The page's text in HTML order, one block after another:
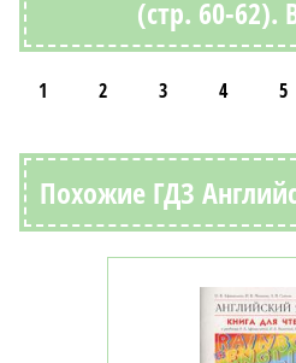
(стр. 60-62).
1 2 3 4 5
Похожие ГДЗ